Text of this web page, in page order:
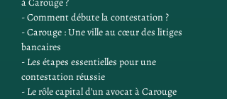
- Comment débute la contestation ?
- Carouge : Une ville au cœur des litiges
bancaires
- Les étapes essentielles pour une
contestation réussie
- Le rôle capital d’un avocat à Carouge